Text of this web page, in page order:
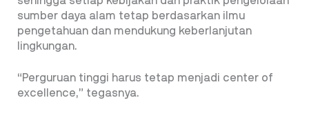
sumber daya alam tetap berdasarkan ilmu
pengetahuan dan mendukung keberlanjutan
lingkungan.
“Perguruan tinggi harus tetap menjadi center of
excellence,” tegasnya.